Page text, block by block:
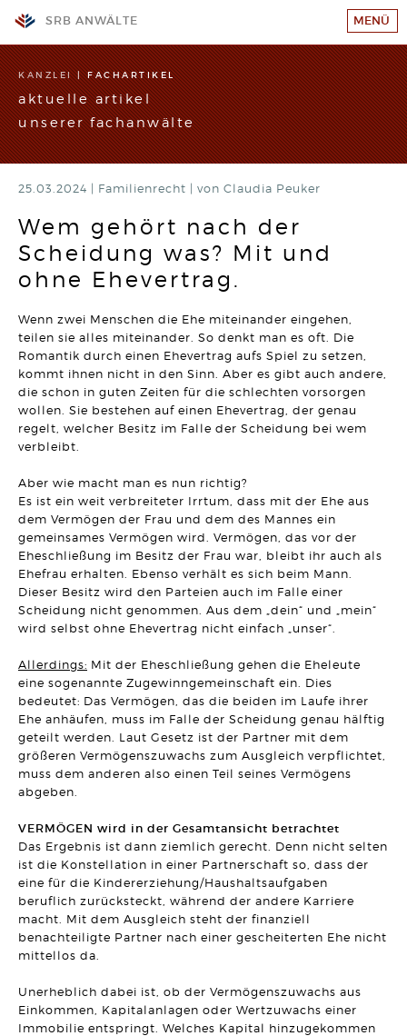
KANZLEI|FACHARTIKEL
aktuelle artikel
unserer fachanwälte
WIR SUCHEN VERSTÄRKUNG!
ARBEITSRECHT
Wahrheitswidriger Vortrag vor Gericht kann den
Arbeitsplatz kosten
Artikel vom 09.06.2026 | Dr. Thomas Braitsch
BAURECHT
Bauträger haften bei unwirksamer Abnahmeklausel 30
Jahre für Mängel
Artikel vom 12.05.2026 | David Hellmanzik
UNTERNEHMENSRECHT
Neue Klarheit zur Wirksamkeit von sogenannten freien
Hinauskündigungsklauseln bei
Management-/Geschäftsführerbeteiligungen
AKTUELLES
Herzlichen Glückwunsch zur Verleihung des
Fachanwaltstitels
Artikel vom 27.04.2026 | SRB
MIETRECHT
wirksam
Artikel vom 01.04.2026 | Sonja Borchard
VERTRAGSRECHT
Aufgedrängte Mangelbeseitigung nach Fristablauf lässt
Rücktrittsrecht entfallen
Artikel vom 24.03.2026 | David Hellmanzik
Fristlose Kündigung wegen Tätlichkeit gegenüber einem
Vorgesetzten
Artikel vom 20.03.2026 | Dr. Thomas Braitsch
ERBRECHT
DR. BO`S ERBRECHTS LEXIKON #5
Artikel vom 09.03.2026 | Dr. Michael Borchard
UNTERNEHMENSRECHT
Flucht einer GmbH vor seinen Gläubigern durch
Sitzverlegung verhindert!
Artikel vom 03.03.2026 | Hanno Stangier
Darf eine Untervermietung darauf ausgerichtet sein, einen
Artikel vom 23.02.2026 | Sonja Borchard
25.03.2024 | Familienrecht von Claudia Peuker
Wem gehört nach der
Scheidung was? Mit und
ohne Ehevertrag.
Wenn zwei Menschen die Ehe miteinander eingehen,
teilen sie alles miteinander. So denkt man es oft. Die
Romantik durch einen Ehevertrag aufs Spiel zu setzen,
kommt ihnen nicht in den Sinn. Aber es gibt auch andere,
die schon in guten Zeiten für die schlechten vorsorgen
wollen. Sie bestehen auf einen Ehevertrag, der genau
regelt, welcher Besitz im Falle der Scheidung bei wem
verbleibt.
Aber wie macht man es nun richtig?
Es ist ein weit verbreiteter Irrtum, dass mit der Ehe aus
dem Vermögen der Frau und dem des Mannes ein
gemeinsames Vermögen wird. Vermögen, das vor der
Eheschließung im Besitz der Frau war, bleibt ihr auch als
Ehefrau erhalten. Ebenso verhält es sich beim Mann.
Dieser Besitz wird den Parteien auch im Falle einer
Scheidung nicht genommen. Aus dem „dein“ und „mein“
wird selbst ohne Ehevertrag nicht einfach „unser“.
Allerdings: Mit der Eheschließung gehen die Eheleute
eine sogenannte Zugewinngemeinschaft ein. Dies
bedeutet: Das Vermögen, das die beiden im Laufe ihrer
Ehe anhäufen, muss im Falle der Scheidung genau hälftig
geteilt werden. Laut Gesetz ist der Partner mit dem
größeren Vermögenszuwachs zum Ausgleich verpflichtet,
muss dem anderen also einen Teil seines Vermögens
abgeben.
VERMÖGEN wird in der Gesamtansicht betrachtet
Das Ergebnis ist dann ziemlich gerecht. Denn nicht selten
ist die Konstellation in einer Partnerschaft so, dass der
eine für die Kindererziehung/Haushaltsaufgaben
beruflich zurücksteckt, während der andere Karriere
macht. Mit dem Ausgleich steht der finanziell
benachteiligte Partner nach einer gescheiterten Ehe nicht
mittellos da.
Unerheblich dabei ist, ob der Vermögenszuwachs aus
Einkommen, Kapitalanlagen oder Wertzuwachs einer
Immobilie entspringt. Welches Kapital hinzugekommen
MENÜ
SRB ANWÄLTE
KANZLEI
TEAM
GESCHÄFTSFELDER
STANDORTE
KARRIERE
KONTAKT
IMPRESSUM/DATENSCHUTZ
SITEMAP